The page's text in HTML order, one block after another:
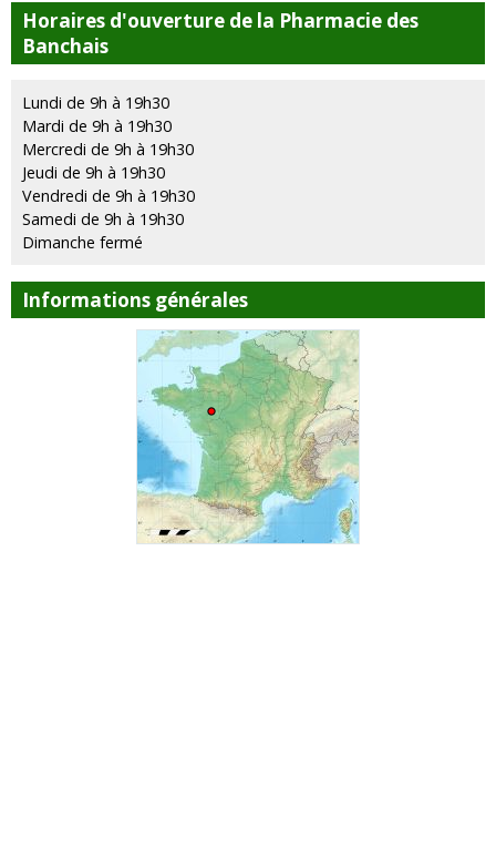
Horaires d'ouverture de la Pharmacie des
Banchais
Lundi de 9h à 19h30
Mardi de 9h à 19h30
Mercredi de 9h à 19h30
Jeudi de 9h à 19h30
Vendredi de 9h à 19h30
Samedi de 9h à 19h30
Dimanche fermé
Informations générales